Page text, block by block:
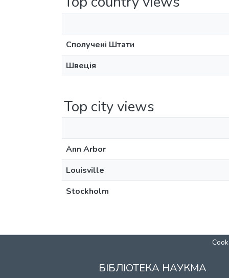
Сполучені Штати
Швеція
Top city views
Ann Arbor
Louisville
Stockholm
БІБЛІОТЕКА НАУКМА